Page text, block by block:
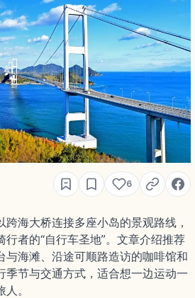
6
海大桥连接多座小岛的景观路线，
者的“自行车圣地”。文章介绍推荐
与海滩、沿途可顺路造访的咖啡馆和
季节与交通方式，适合想一边运动一
。